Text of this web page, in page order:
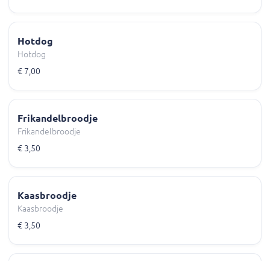
Hotdog
Hotdog
€ 7,00
Frikandelbroodje
Frikandelbroodje
€ 3,50
Kaasbroodje
Kaasbroodje
€ 3,50